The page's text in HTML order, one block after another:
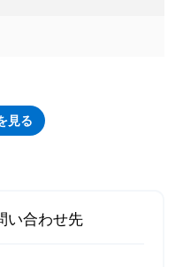
見る
い合わせ先